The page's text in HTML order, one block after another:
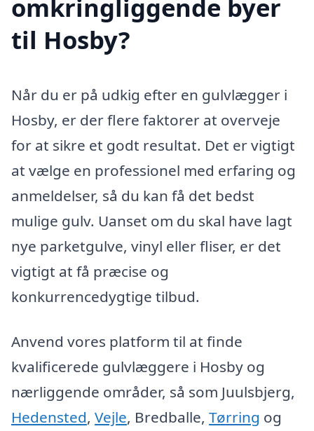
omkringliggende byer
til Hosby?
Når du er på udkig efter en gulvlægger i
Hosby, er der flere faktorer at overveje
for at sikre et godt resultat. Det er vigtigt
at vælge en professionel med erfaring og
anmeldelser, så du kan få det bedst
mulige gulv. Uanset om du skal have lagt
nye parketgulve, vinyl eller fliser, er det
vigtigt at få præcise og
konkurrencedygtige tilbud.
Anvend vores platform til at finde
kvalificerede gulvlæggere i Hosby og
nærliggende områder, så som Juulsbjerg,
Hedensted, Vejle, Bredballe, Tørring og